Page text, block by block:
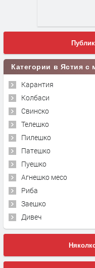
Категории в
Карантия
Колбаси
Свинско
Телешко
Пилешко
Патешко
Пуешко
Агнешко месо
Риба
Заешко
Дивеч